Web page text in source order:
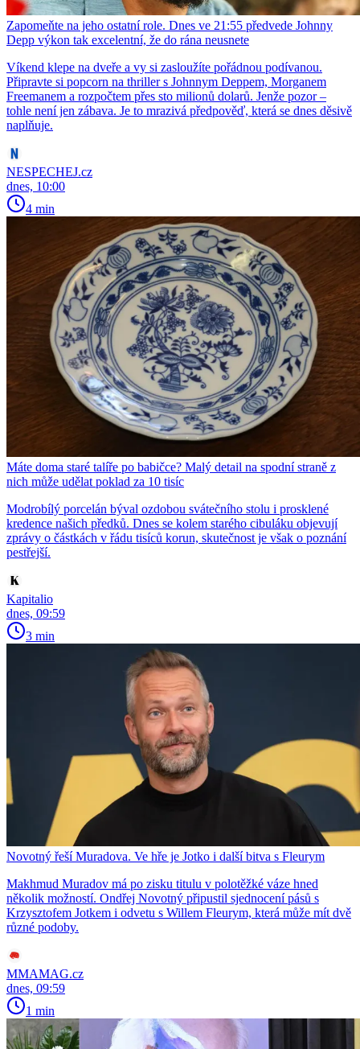
Zapomeňte na jeho ostatní role. Dnes ve 21:55 předvede Johnny
Depp výkon tak excelentní, že do rána neusnete
Víkend klepe na dveře a vy si zasloužíte pořádnou podívanou.
Připravte si popcorn na thriller s Johnnym Deppem, Morganem
Freemanem a rozpočtem přes sto milionů dolarů. Jenže pozor –
tohle není jen zábava. Je to mrazivá předpověď, která se dnes děsivě
naplňuje.
NESPECHEJ.cz
dnes, 10:00
4 min
Máte doma staré talíře po babičce? Malý detail na spodní straně z
nich může udělat poklad za 10 tisíc
Modrobílý porcelán býval ozdobou svátečního stolu i prosklené
kredence našich předků. Dnes se kolem starého cibuláku objevují
zprávy o částkách v řádu tisíců korun, skutečnost je však o poznání
pestřejší.
Kapitalio
dnes, 09:59
3 min
Novotný řeší Muradova. Ve hře je Jotko i další bitva s Fleurym
Makhmud Muradov má po zisku titulu v polotěžké váze hned
několik možností. Ondřej Novotný připustil sjednocení pásů s
Krzysztofem Jotkem i odvetu s Willem Fleurym, která může mít dvě
různé podoby.
MMAMAG.cz
dnes, 09:59
1 min